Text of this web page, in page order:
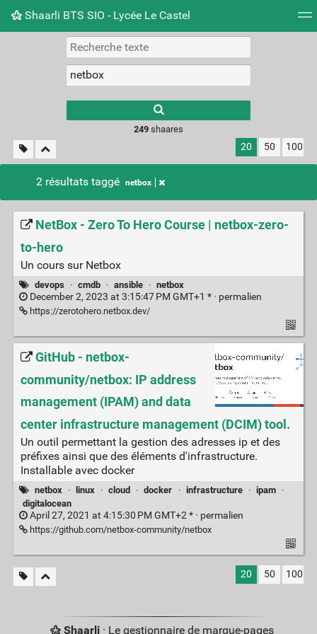
Shaarli BTS SIO - Lycée Le Castel
Nuage de tags Mur d'images
249shaares
20 50 100
2 résultats taggé netbox
NetBox - Zero To Hero Course | netbox-zero-
to-hero
Un cours sur Netbox
devops · cmdb · ansible · netbox
December 2, 2023 at 3:15:47 PM GMT+1 * · permalien
https://zerotohero.netbox.dev/
GitHub - netbox-
community/netbox: IP address
management (IPAM) and data
center infrastructure management (DCIM) tool.
Un outil permettant la gestion des adresses ip et des
préfixes ainsi que des éléments d'infrastructure.
Installable avec docker
netbox · linux · cloud · docker · infrastructure · ipam
·
digitalocean
April 27, 2021 at 4:15:30 PM GMT+2 * · permalien
https://github.com/netbox-community/netbox
20 50 100
Shaarli· Le gestionnaire de marque-pages